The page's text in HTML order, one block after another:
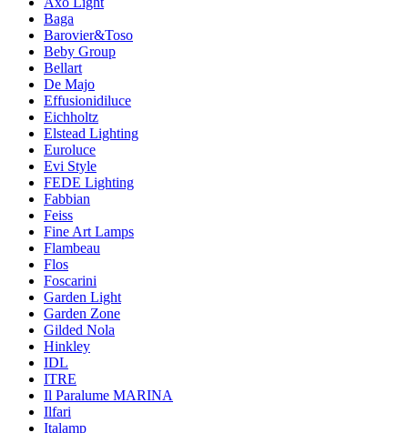
Baga
Barovier&Toso
Beby Group
Bellart
De Majo
Effusionidiluce
Eichholtz
Elstead Lighting
Euroluce
Evi Style
FEDE Lighting
Fabbian
Feiss
Fine Art Lamps
Flambeau
Flos
Foscarini
Garden Light
Garden Zone
Gilded Nola
Hinkley
IDL
ITRE
Il Paralume MARINA
Ilfari
Italamp